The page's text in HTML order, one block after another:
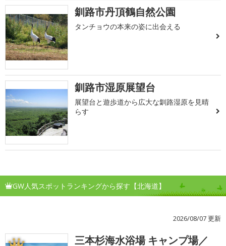
釧路市丹頂鶴自然公園
タンチョウの本来の姿に出会える
釧路市湿原展望台
展望台と遊歩道から広大な釧路湿原を見晴
らす
GW人気スポットランキングから探す【北海道】
2026/08/07 更新
三本杉海水浴場 キャンプ場／